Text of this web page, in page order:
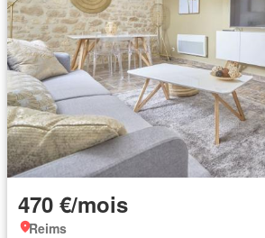
470 €/mois
Reims